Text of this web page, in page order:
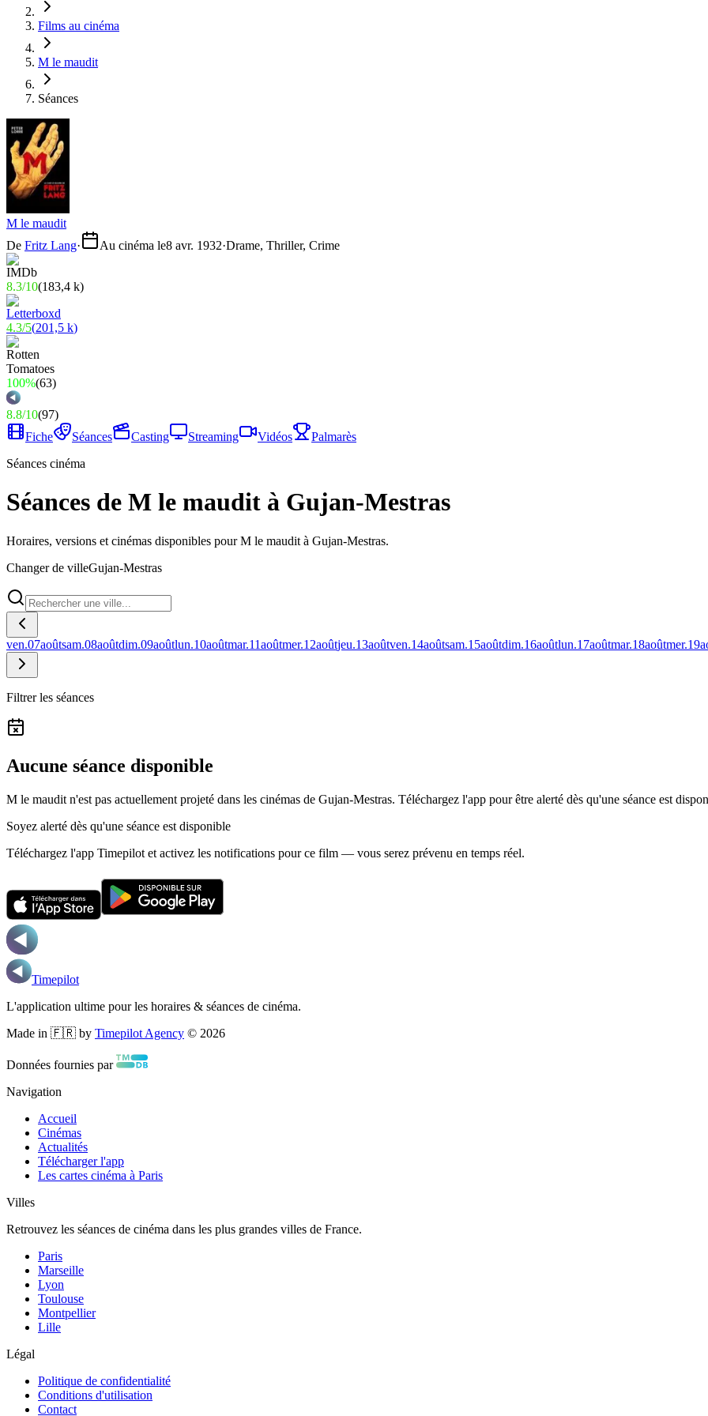
Films au cinéma
M le maudit
Séances
M le maudit
De Fritz Lang· Au cinéma le8 avr. 1932·Drame, Thriller, Crime
8.3/10(183,4 k)
4.3/5(201,5 k)
100%(63)
8.8/10(97)
Fiche
Séances Casting Streaming Vidéos
Palmarès
Séances cinéma
Séances de M le maudit à Gujan-Mestras
Horaires, versions et cinémas disponibles pour M le maudit à Gujan-Mestras.
Changer de villeGujan-Mestras
ven.07aoûtsam.08aoûtdim.09aoûtlun.10aoûtmar.11aoûtmer.12aoûtjeu.13aoûtven.14aoûtsam.15aoûtdim.16aoûtlun.17aoûtmar.18aoûtmer.19
Filtrer les séances
Aucune séance disponible
M le maudit n'est pas actuellement projeté dans les cinémas de Gujan-Mestras. Téléchargez l'app pour être alerté dès qu'une séance est
Soyez alerté dès qu'une séance est disponible
Téléchargez l'app Timepilot et activez les notifications pour ce film — vous serez prévenu en temps réel.
Timepilot
L'application ultime pour les horaires & séances de cinéma.
Made in 🇫🇷 by Timepilot Agency © 2026
Données fournies par
Navigation
Accueil
Cinémas
Actualités
Télécharger l'app
Les cartes cinéma à Paris
Villes
Retrouvez les séances de cinéma dans les plus grandes villes de France.
Paris
Marseille
Lyon
Toulouse
Montpellier
Lille
Légal
Politique de confidentialité
Conditions d'utilisation
Contact